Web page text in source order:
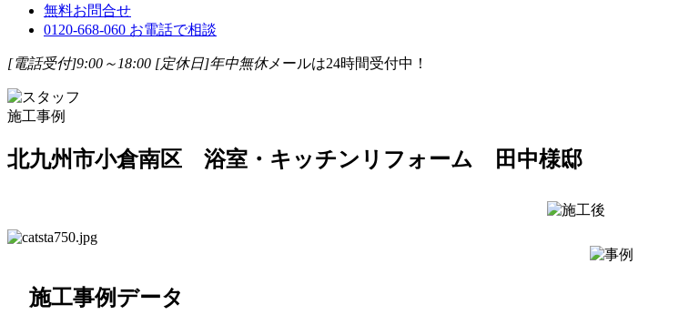
無料お問合せ
0120-668-060 お電話で相談
[電話受付]9:00～18:00 [定休日]年中無休メールは24時間受付中！
施工事例
北九州市小倉南区 浴室・キッチンリフォーム 田中様邸
施工事例データ